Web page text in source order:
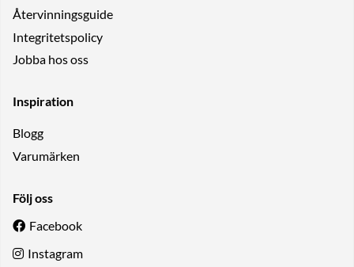
Återvinningsguide
Integritetspolicy
Jobba hos oss
Inspiration
Blogg
Varumärken
Följ oss
Facebook
Instagram